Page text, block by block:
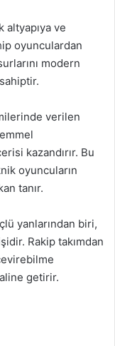
altyapıya ve
oyunculardan
modern
verilen
kazandırır. Bu
oyuncuların
tanır.
yanlarından biri,
Rakip takımdan
getirir.